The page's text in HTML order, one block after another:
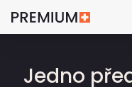
Jedno